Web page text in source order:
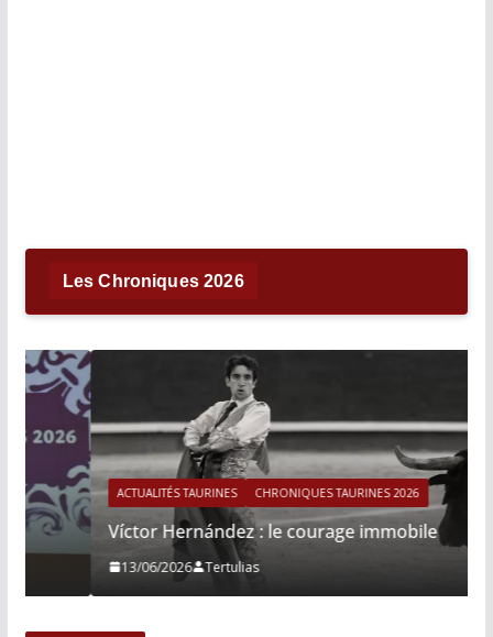
Les Chroniques 2026
ACTUALITÉS TAURINES CHRONIQUES TAURINES 2026
Víctor Hernández : le courage immobile
13/06/2026 Tertulias